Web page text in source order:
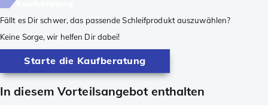
Fällt es Dir schwer, das passende Schleifprodukt auszuwählen?
Keine Sorge, wir helfen Dir dabei!
Starte die Kaufberatung
In diesem Vorteilsangebot enthalten